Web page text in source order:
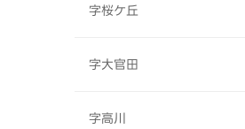
字桜ケ丘
字大官田
字高川